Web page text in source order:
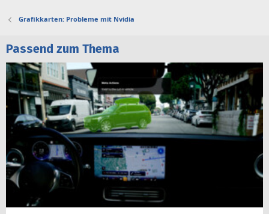
Grafikkarten: Probleme mit Nvidia
Passend zum Thema